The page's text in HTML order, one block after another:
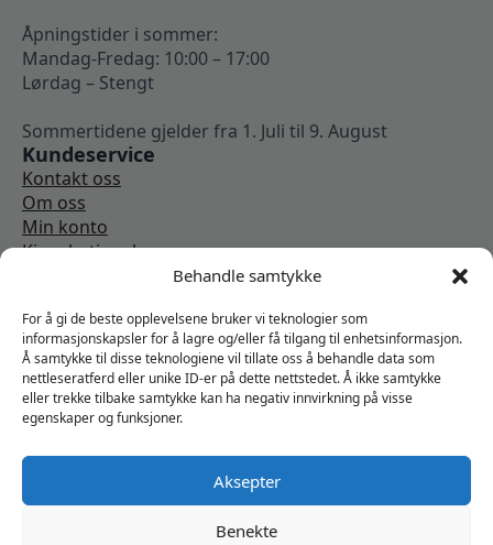
Behandle samtykke
For å gi de beste opplevelsene bruker vi teknologier som
informasjonskapsler for å lagre og/eller få tilgang til enhetsinformasjon.
Å samtykke til disse teknologiene vil tillate oss å behandle data som
nettleseratferd eller unike ID-er på dette nettstedet. Å ikke samtykke
eller trekke tilbake samtykke kan ha negativ innvirkning på visse
egenskaper og funksjoner.
Aksepter
Benekte
Åpningstider i sommer:
Mandag-Fredag: 10:00 – 17:00
Lørdag – Stengt
Sommertidene gjelder fra 1. Juli til 9. August
Kundeservice
Kontakt oss
Om oss
Min konto
Kjøpsbetingelser